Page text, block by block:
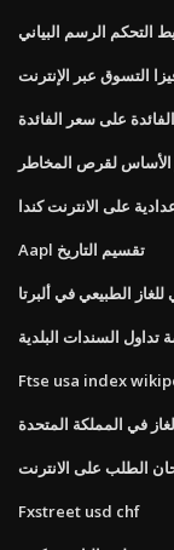
التحكم الرسم البياني
التسوق عبر الإنترنت
على سعر الفائدة
لقرص المخاطر
على الانترنت كندا
Aapl تقسيم التاريخ
الطبيعي في ألبرتا
تداول السندات البلدية
Ftse usa index
في المملكة المتحدة
الطلب على الانترنت
Fxstreet usd chf